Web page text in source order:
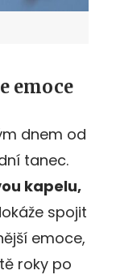
emoce
dnem od
tanec.
kapelu,
spojit
emoce,
roky po